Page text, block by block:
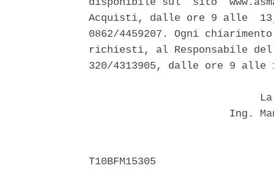
disponibile sul  sito
Acquisti, dalle ore 9 alle
0862/4459207. Ogni
richiesti, al Responsabile del
320/4313905, dalle ore 9
Ing.